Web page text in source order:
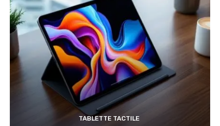
TABLETTE TACTILE